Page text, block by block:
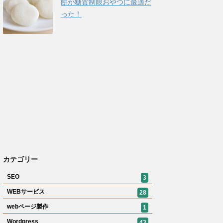
餅が糖質制限おやつに最適だ
った！
カテゴリー
SEO
3
WEBサービス
28
webページ製作
1
Wordpress